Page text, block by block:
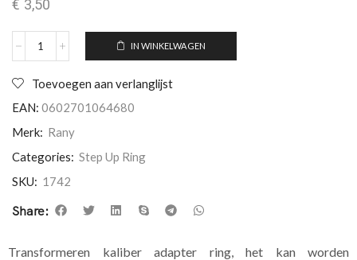
€ 3,50
IN WINKELWAGEN
Toevoegen aan verlanglijst
EAN: 0602701064680
Merk: Rany
Categories: Step Up Ring
SKU: 1742
Share:
Transformeren kaliber adapter ring, het kan worden